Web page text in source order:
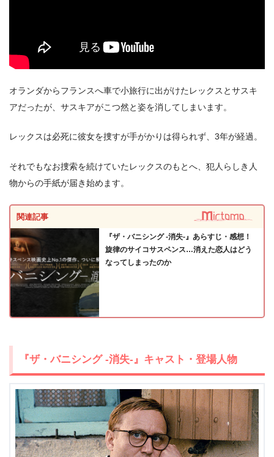
オランダからフランスへ車で小旅行に出がけたレックスとサスキ
アだったが、サスキアがこつ然と姿を消してしまいます。
レックスは必死に彼女を捜すが手がかりは得られず、3年が経過。
それでもなお捜索を続けていたレックスのもとへ、犯人らしき人
物からの手紙が届き始めます。
関連記事
『ザ・バニシング -消失-』あらすじ・感想！
旋律のサイコサスペンス…消えた恋人はどう
なってしまったのか
『ザ・バニシング -消失-』キャスト・登場人物